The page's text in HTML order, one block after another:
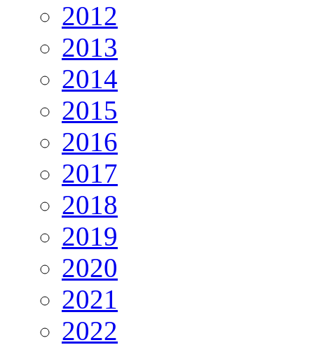
2012
2013
2014
2015
2016
2017
2018
2019
2020
2021
2022